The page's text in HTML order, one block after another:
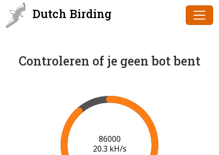
Dutch Birding
Controleren of je geen bot bent
86000
20.3 kH/s